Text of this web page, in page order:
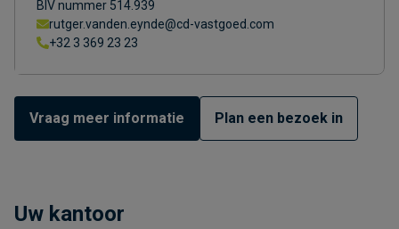
BIV nummer 514.939
rutger.vanden.eynde@cd-vastgoed.com
+32 3 369 23 23
Vraag meer informatie Plan een bezoek in
Uw kantoor